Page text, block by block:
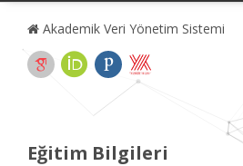
Akademik Veri Yönetim Sistemi
Eğitim Bilgileri